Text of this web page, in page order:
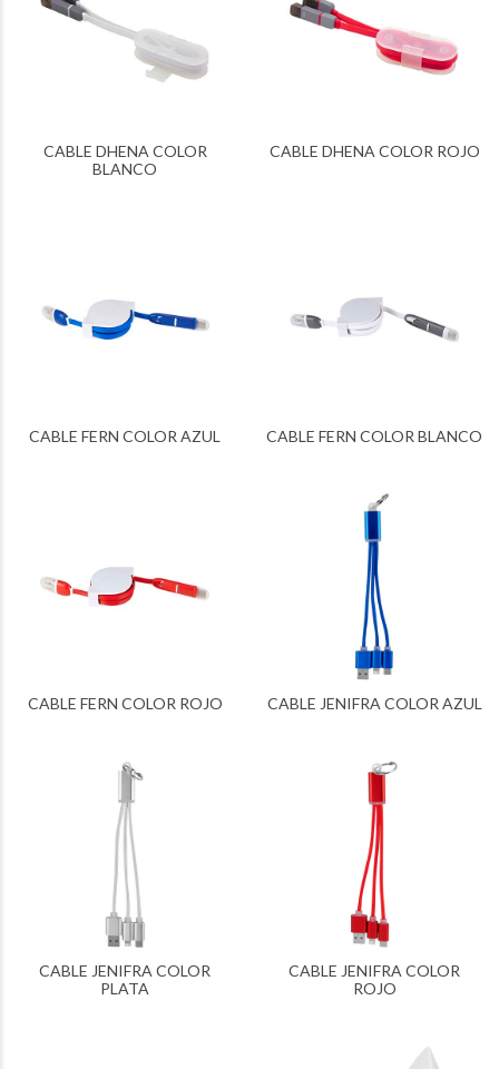
CABLE DHENA COLOR
BLANCO
CABLE DHENA COLOR ROJO
CABLE FERN COLOR AZUL CABLE FERN COLOR BLANCO
CABLE FERN COLOR ROJO CABLE JENIFRA COLOR AZUL
CABLE JENIFRA COLOR
PLATA
CABLE JENIFRA COLOR
ROJO